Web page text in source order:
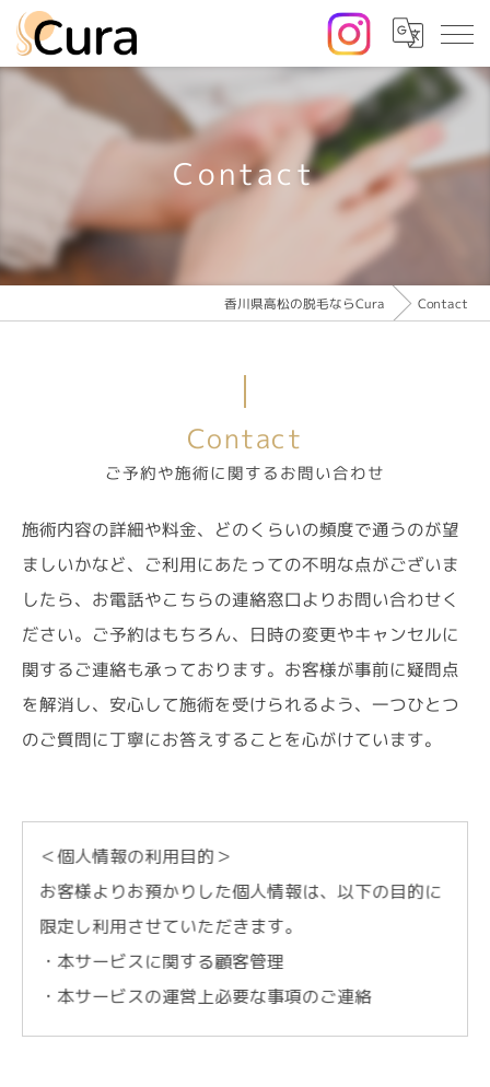
Contact
香川県高松の脱毛ならCura Contact
ご予約や施術に関するお問い合わせ
Contact
施術内容の詳細や料金、どのくらいの頻度で通うのが望
ましいかなど、ご利用にあたっての不明な点がございま
したら、お電話やこちらの連絡窓口よりお問い合わせく
ださい。ご予約はもちろん、日時の変更やキャンセルに
関するご連絡も承っております。お客様が事前に疑問点
を解消し、安心して施術を受けられるよう、一つひとつ
のご質問に丁寧にお答えすることを心がけています。
＜個人情報の利用目的＞
お客様よりお預かりした個人情報は、以下の目的に
限定し利用させていただきます。
・本サービスに関する顧客管理
・本サービスの運営上必要な事項のご連絡